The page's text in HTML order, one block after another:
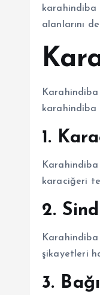
karahindiba
alanlarını
Karahindiba
karahindiba
1.
Karahindiba
karaciğeri
2.
Karahindiba
şikayetleri
3.